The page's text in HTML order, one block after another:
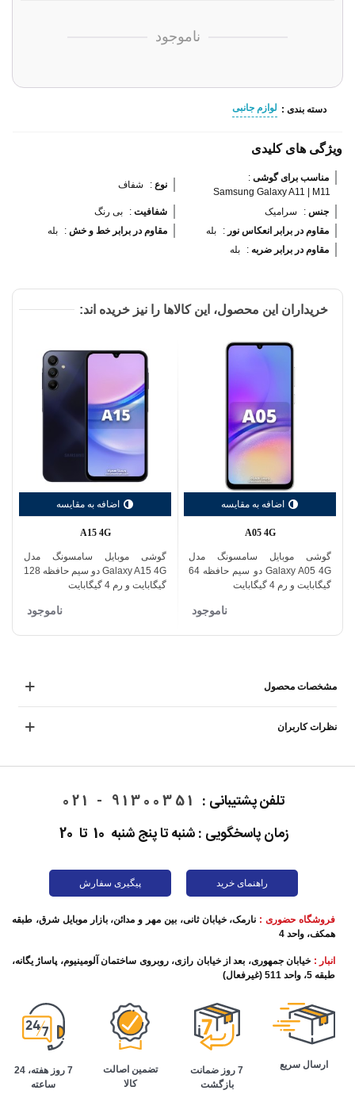
ناموجود
دسته بندی : لوازم جانبی
ویژگی های کلیدی
مناسب برای گوشی :
Samsung Galaxy A11 | M11
نوع : شفاف
جنس : سرامیک شفافیت :
بی رنگ
مقاوم در برابر انعکاس نور : بله مقاوم در برابر خط و خش :
بله
مقاوم در برابر ضربه : بله
خریداران این محصول، این کالاها را نیز خریده اند:
اضافه به مقایسه
A05 4G
گوشی موبایل سامسونگ مدل
Galaxy A05 4G دو سیم حافظه 64
گیگابایت و رم 4 گیگابایت
ناموجود
اضافه به مقایسه
A15 4G
گوشی موبایل سامسونگ مدل
Galaxy A15 4G دو سیم حافظه 128
گیگابایت و رم 4 گیگابایت
ناموجود
مشخصات محصول
نظرات کاربران
تلفن پشتیبانی : 91300351 - 021
زمان پاسخگویی : شنبه تا پنج شنبه 10 تا 20
راهنمای خرید پیگیری سفارش
فروشگاه حضوری : نارمک، خیابان ثانی، بین مهر و مدائن، بازار موبایل شرق، طبقه
همکف، واحد 4
انبار : خیابان جمهوری، بعد از خیابان رازی، روبروی ساختمان آلومینیوم، پاساژ یگانه،
طبقه 5، واحد 511 (غیرفعال)
ارسال سریع
7 روز ضمانت
بازگشت
تضمین اصالت
کالا
7 روز هفته، 24
ساعته